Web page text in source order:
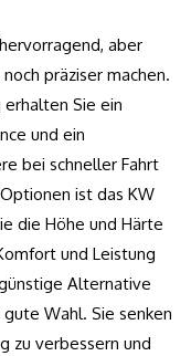
aber
präziser machen.
Sie ein
und ein
bei schneller Fahrt
ist das KW
die Höhe und Härte
und Leistung
Alternative
Wahl. Sie senken
zu verbessern und